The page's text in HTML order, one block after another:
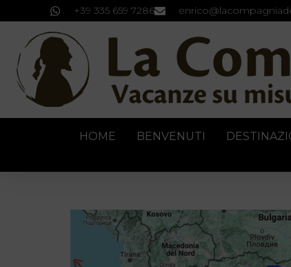
+39 335 659 7286
HOME BENVENUTI